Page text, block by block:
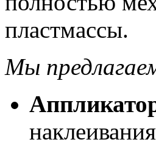
пластмассы.
Мы